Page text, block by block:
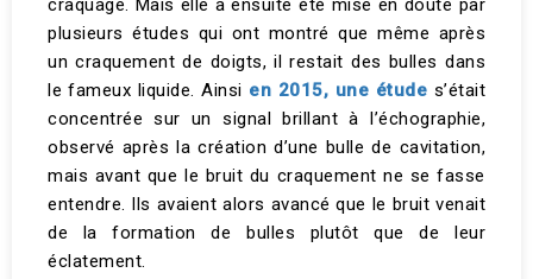
craquage. Mais elle a ensuite été mise en doute par
plusieurs études qui ont montré que même après
un craquement de doigts, il restait des bulles dans
le fameux liquide. Ainsi en 2015, une étude s’était
concentrée sur un signal brillant à l’échographie,
observé après la création d’une bulle de cavitation,
mais avant que le bruit du craquement ne se fasse
entendre. Ils avaient alors avancé que le bruit venait
de la formation de bulles plutôt que de leur
éclatement.